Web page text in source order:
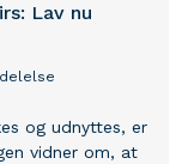
Lav nu
og udnyttes, er
vidner om, at